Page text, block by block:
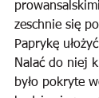
zeschnie się
Paprykę
Nalać do niej
było pokryte